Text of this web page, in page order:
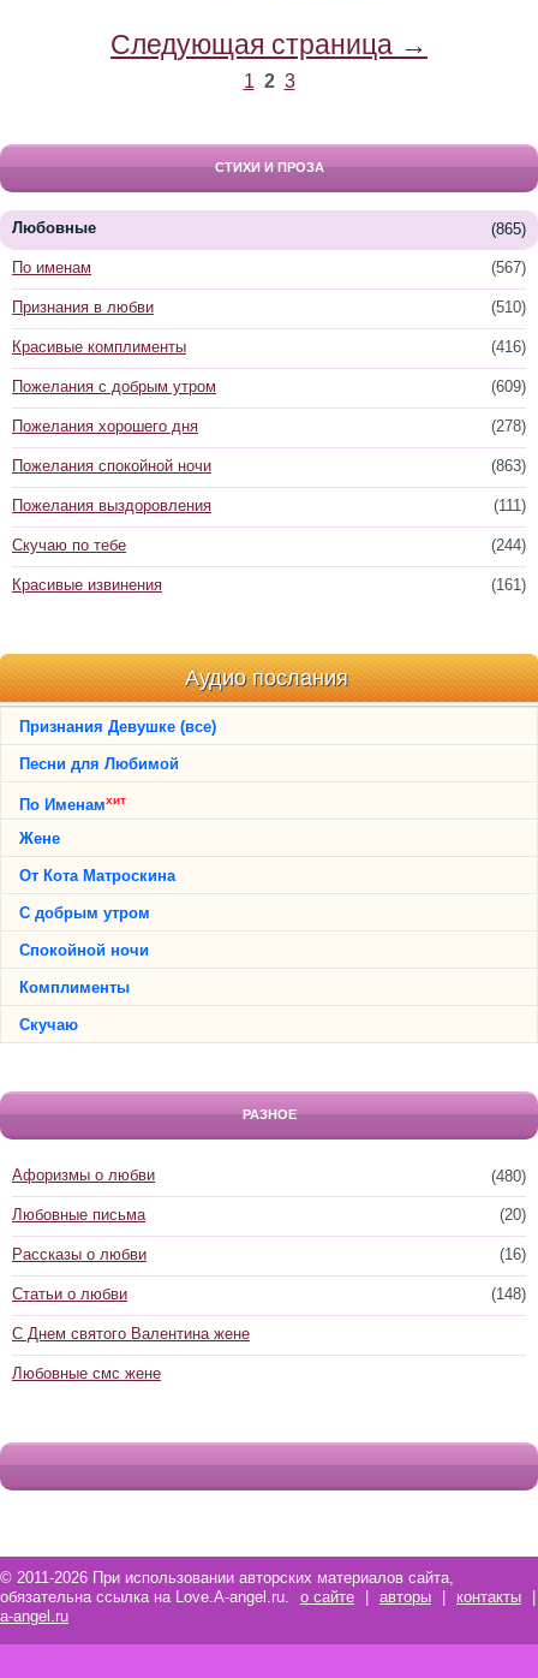
Следующая страница →
1 2 3
СТИХИ И ПРОЗА
(865)
Любовные
(567)
По именам
(510)
Признания в любви
(416)
Красивые комплименты
(609)
Пожелания с добрым утром
(278)
Пожелания хорошего дня
(863)
Пожелания спокойной ночи
(111)
Пожелания выздоровления
(244)
Скучаю по тебе
(161)
Красивые извинения
Аудио послания
Признания Девушке (все)
Песни для Любимой
По Именамхит
Жене
От Кота Матроскина
С добрым утром
Спокойной ночи
Комплименты
Скучаю
РАЗНОЕ
(480)
Афоризмы о любви
(20)
Любовные письма
(16)
Рассказы о любви
(148)
Статьи о любви
С Днем святого Валентина жене
Любовные смс жене
© 2011-2026 При использовании авторских материалов сайта,
обязательна ссылка на Love.A-angel.ru.
о сайте авторы контакты
a-angel.ru